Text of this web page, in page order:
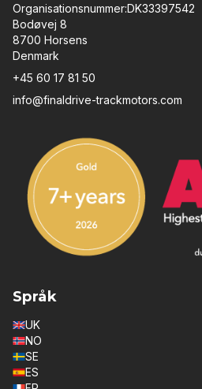
Organisationsnummer:DK33397542
Bodøvej 8
8700 Horsens
Denmark
+45 60 17 81 50
info@finaldrive-trackmotors.com
Språk
UK
NO
SE
ES